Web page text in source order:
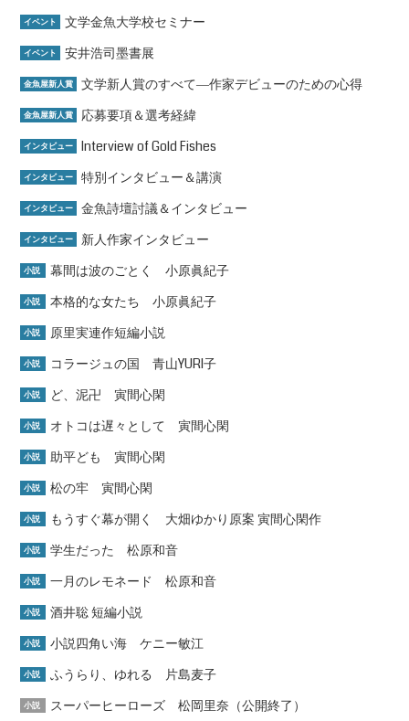
イベント 文学金魚大学校セミナー
イベント 安井浩司墨書展
金魚屋新人賞 文学新人賞のすべて―作家デビューのための心得
金魚屋新人賞 応募要項＆選考経緯
インタビュー Interview of Gold Fishes
インタビュー 特別インタビュー＆講演
インタビュー 金魚詩壇討議＆インタビュー
インタビュー 新人作家インタビュー
小説 幕間は波のごとく 小原眞紀子
小説 本格的な女たち 小原眞紀子
小説 原里実連作短編小説
小説 コラージュの国 青山YURI子
小説 ど、泥卍 寅間心閑
小説 オトコは遅々として 寅間心閑
小説 助平ども 寅間心閑
小説 松の牢 寅間心閑
小説 もうすぐ幕が開く 大畑ゆかり原案 寅間心閑作
小説 学生だった 松原和音
小説 一月のレモネード 松原和音
小説 酒井聡 短編小説
小説 小説四角い海 ケニー敏江
小説 ふうらり、ゆれる 片島麦子
小説 スーパーヒーローズ 松岡里奈（公開終了）